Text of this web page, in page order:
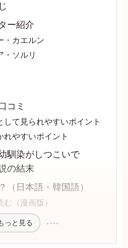
ー紹介
・カエルン
・ソルリ
コミ
して見られやすいポイント
れやすいポイント
馴染がしつこいで
の結末
（日本語・韓国語）
む（漫画版）
っと見る